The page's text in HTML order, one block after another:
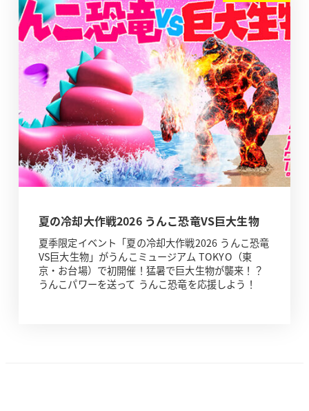
夏の冷却大作戦2026 うんこ恐竜VS巨大生物
夏季限定イベント「夏の冷却大作戦2026 うんこ恐竜
VS巨大生物」がうんこミュージアム TOKYO（東
京・お台場）で初開催！猛暑で巨大生物が襲来！？
うんこパワーを送って うんこ恐竜を応援しよう！